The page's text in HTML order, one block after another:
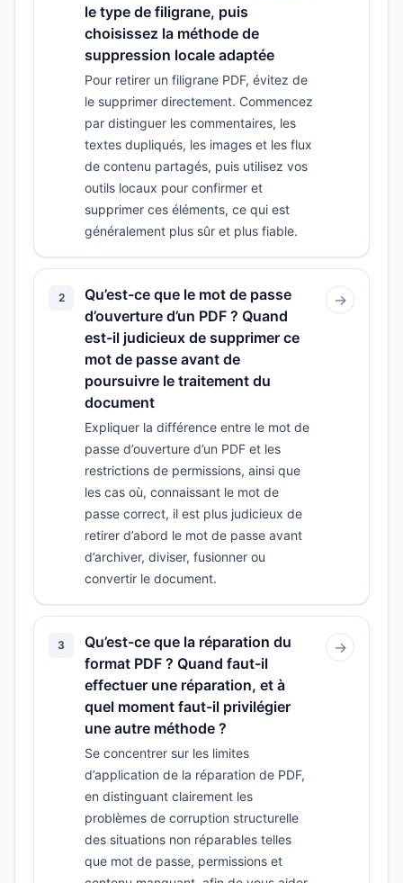
le type de filigrane, puis
choisissez la méthode de
suppression locale adaptée
Pour retirer un filigrane PDF, évitez de
le supprimer directement. Commencez
par distinguer les commentaires, les
textes dupliqués, les images et les flux
de contenu partagés, puis utilisez vos
outils locaux pour confirmer et
supprimer ces éléments, ce qui est
généralement plus sûr et plus fiable.
2
Qu’est-ce que le mot de passe
d’ouverture d’un PDF ? Quand
est-il judicieux de supprimer ce
mot de passe avant de
poursuivre le traitement du
document
Expliquer la différence entre le mot de
passe d’ouverture d’un PDF et les
restrictions de permissions, ainsi que
les cas où, connaissant le mot de
passe correct, il est plus judicieux de
retirer d’abord le mot de passe avant
d’archiver, diviser, fusionner ou
convertir le document.
→
3
Qu’est-ce que la réparation du
format PDF ? Quand faut-il
effectuer une réparation, et à
quel moment faut-il privilégier
une autre méthode ?
Se concentrer sur les limites
d’application de la réparation de PDF,
en distinguant clairement les
problèmes de corruption structurelle
des situations non réparables telles
que mot de passe, permissions et
→